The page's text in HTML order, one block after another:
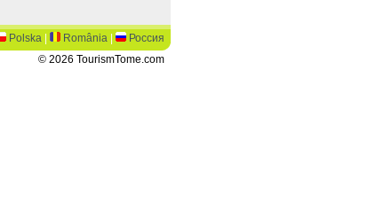
Polska România
Россия
© 2026 TourismTome.com